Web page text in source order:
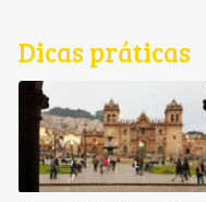
Dicas práticas